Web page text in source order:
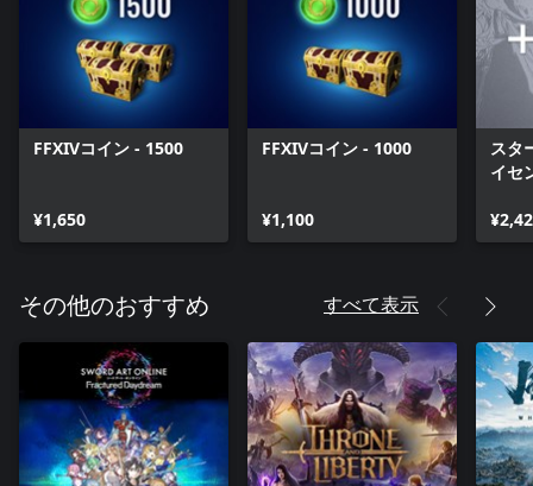
FFXIVコイン - 1500
¥1,650
FFXIVコイン - 1000
¥1,100
スタ
イセ
その他のおすすめ すべて表示